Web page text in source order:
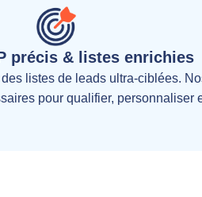
précis & listes enrichies
listes de leads ultra-ciblées.
pour qualifier, personnaliser